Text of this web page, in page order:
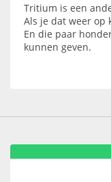
Tritium is een
Als je dat weer op
En die paar
kunnen geven.